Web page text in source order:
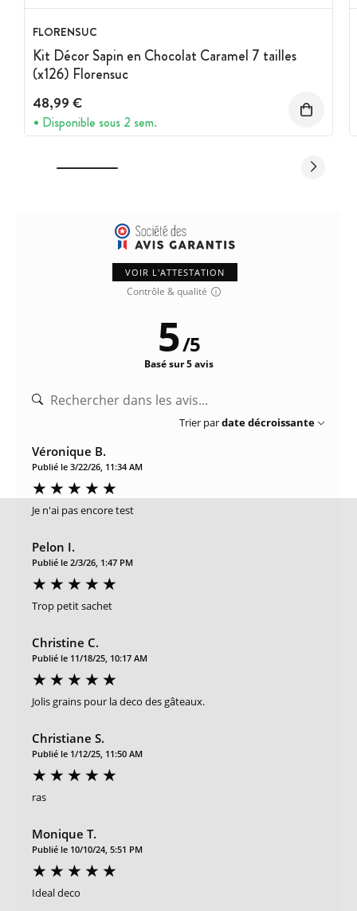
FLORENSUC
Kit Décor Sapin en Chocolat Caramel 7 tailles
(x126) Florensuc
48,99 €
Disponible sous 2 sem.
VOIR L'ATTESTATION
Contrôle & qualité
5/5
Basé sur 5 avis
Trier pardate décroissante
Véronique B.
Publié le 3/22/26, 11:34 AM
Je n'ai pas encore test
Pelon I.
Publié le 2/3/26, 1:47 PM
Trop petit sachet
Christine C.
Publié le 11/18/25, 10:17 AM
Jolis grains pour la deco des gâteaux.
Christiane S.
Publié le 1/12/25, 11:50 AM
ras
Monique T.
Publié le 10/10/24, 5:51 PM
Ideal deco